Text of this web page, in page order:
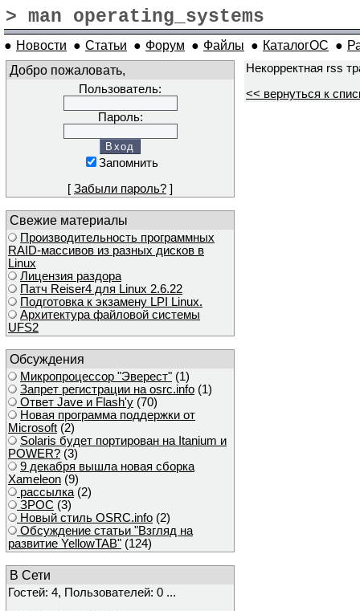
> man operating_systems
● Новости ● Статьи ● Форум ● Файлы ● КаталогОС ●
Добро пожаловать,
Пользователь:
Пароль:
Запомнить
[ Забыли пароль? ]
Свежие материалы
Производительность программных
RAID-массивов из разных дисков в
Linux
Лицензия раздора
Патч Reiser4 для Linux 2.6.22
Подготовка к экзамену LPI Linux.
Архитектура файловой системы
UFS2
Обсуждения
Микропроцессор "Эверест" (1)
Запрет регистрации на osrc.info (1)
Ответ Javе и Flash'у (70)
Новая программа поддержки от
Microsoft (2)
Solaris будет портирован на Itanium и
POWER? (3)
9 декабря вышла новая сборка
Xameleon (9)
рассылка (2)
ЗРОС (3)
Новый стиль OSRC.info (2)
Обсуждение статьи "Взгляд на
развитие YellowTAB" (124)
В Сети
Гостей: 4, Пользователей: 0 ...
Некорректная rss
<< вернуться к